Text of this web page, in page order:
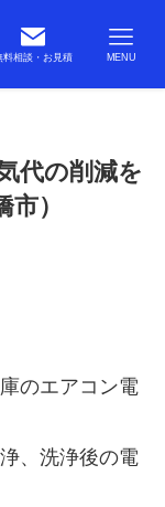
料相談・お見積 MENU
代の削減を
）
のエアコン電
、洗浄後の電